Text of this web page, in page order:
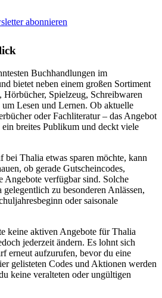
abonnieren
Buchhandlungen im
bietet neben einem großen Sortiment
Spielzeug, Schreibwaren
Lesen und Lernen. Ob aktuelle
oder Fachliteratur – das Angebot
breites Publikum und deckt viele
bei Thalia etwas sparen möchte, kann
ob gerade Gutscheincodes,
Angebote verfügbar sind. Solche
zu besonderen Anlässen,
oder saisonale
keine aktiven Angebote für Thalia
jederzeit ändern. Es lohnt sich
erneut aufzurufen, bevor du eine
gelisteten Codes und Aktionen werden
keine veralteten oder ungültigen